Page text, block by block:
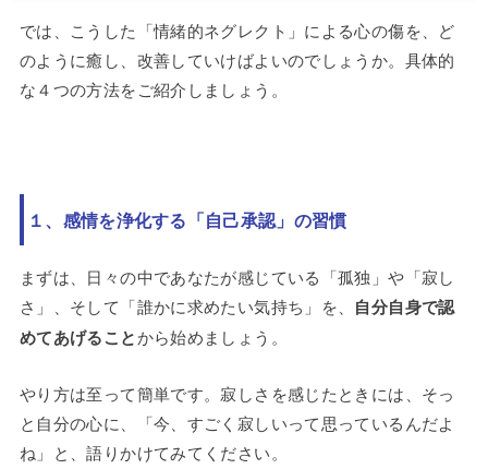
では、こうした「情緒的ネグレクト」による心の傷を、ど
のように癒し、改善していけばよいのでしょうか。具体的
な４つの方法をご紹介しましょう。
１、感情を浄化する「自己承認」の習慣
まずは、日々の中であなたが感じている「孤独」や「寂し
さ」、そして「誰かに求めたい気持ち」を、 自分自身で認
めてあげることから始めましょう。
やり方は至って簡単です。寂しさを感じたときには、そっ
と自分の心に、「今、すごく寂しいって思っているんだよ
ね」と、語りかけてみてください。